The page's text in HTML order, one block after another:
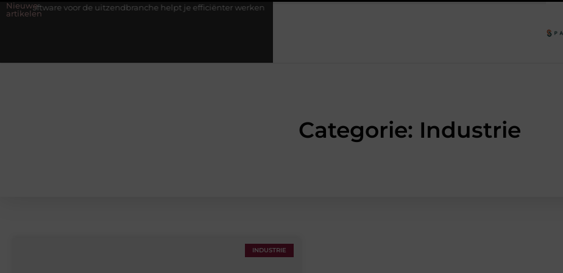
Nieuwe
artikelen
voor de uitzendbranche helpt je efficiënter werken Stijlvolle heren sneakers voor een sportieve lifestyle
Categorie: Industrie
INDUSTRIE